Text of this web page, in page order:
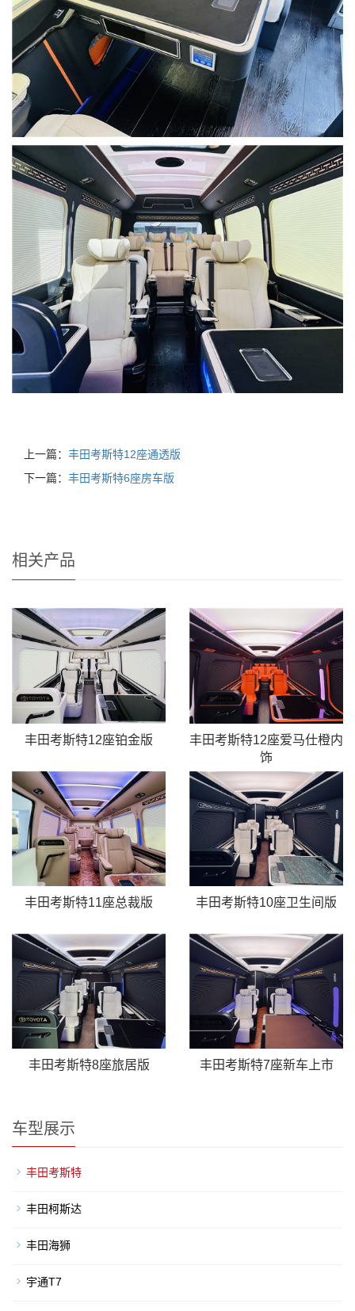
上一篇： 丰田考斯特12座通透版
下一篇： 丰田考斯特6座房车版
相关产品
丰田考斯特12座铂金版
丰田考斯特12座爱马仕橙内
饰
丰田考斯特11座总裁版 丰田考斯特10座卫生间版
丰田考斯特8座旅居版 丰田考斯特7座新车上市
车型展示
丰田考斯特
丰田柯斯达
丰田海狮
宇通T7